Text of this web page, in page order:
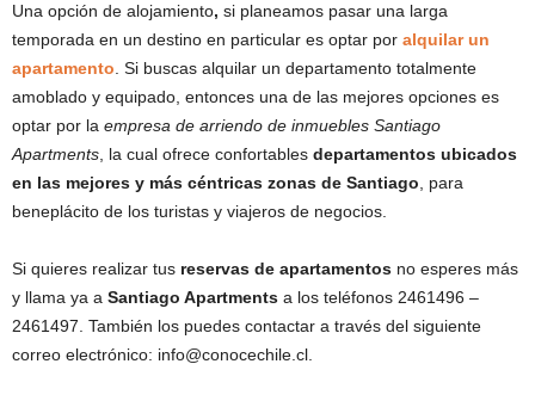
Una opción de alojamiento, si planeamos pasar una larga
temporada en un destino en particular es optar por alquilar un
apartamento . Si buscas alquilar un departamento totalmente
amoblado y equipado, entonces una de las mejores opciones es
optar por la empresa de arriendo de inmuebles Santiago
Apartments , la cual ofrece confortables departamentos ubicados
en las mejores y más céntricas zonas de Santiago , para
beneplácito de los turistas y viajeros de negocios.
Si quieres realizar tus reservas de apartamentos no esperes más
y llama ya a Santiago Apartments a los teléfonos 2461496 –
2461497. También los puedes contactar a través del siguiente
correo electrónico: info@conocechile.cl